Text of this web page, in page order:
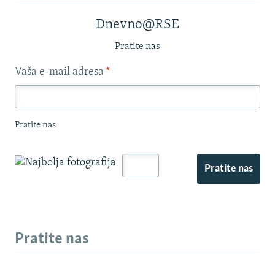
Dnevno@RSE
Pratite nas
Vaša e-mail adresa *
Pratite nas
Pratite nas
Pratite nas